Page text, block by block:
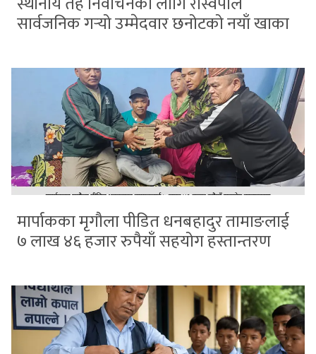
सार्वजनिक गर्‍यो उम्मेदवार छनोटको नयाँ खाका
मार्पाकका मृगौला पीडित धनबहादुर तामाङलाई
७ लाख ४६ हजार रुपैयाँ सहयोग हस्तान्तरण